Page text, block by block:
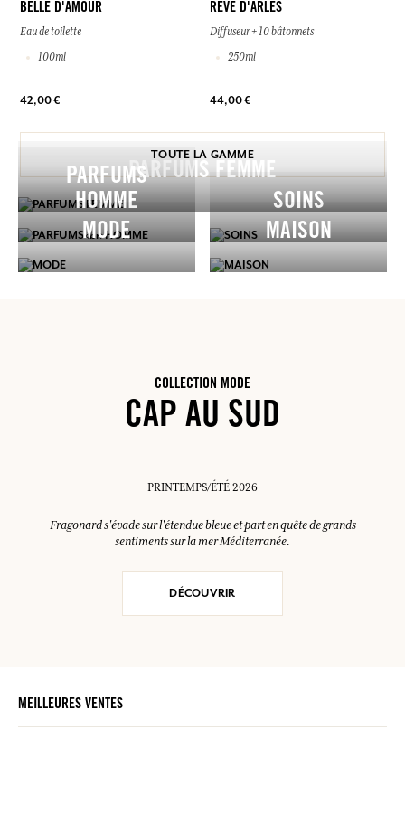
BELLE D'AMOUR
Eau de toilette
100ml
42,00 €
RÊVE D'ARLES
Diffuseur + 10 bâtonnets
250ml
44,00 €
TOUTE LA GAMME
PARFUMS FEMME
PARFUMS
HOMME
SOINS
MODE
MAISON
COLLECTION MODE
CAP AU SUD
PRINTEMPS/ÉTÉ 2026
Fragonard s'évade sur l'étendue bleue et part en quête de grands
sentiments sur la mer Méditerranée.
DÉCOUVRIR
MEILLEURES VENTES